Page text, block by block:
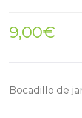
9,00€
Bocadillo de